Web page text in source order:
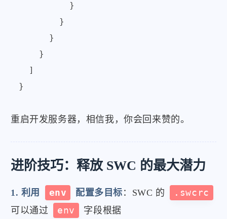
          }
        }
      }
    }
  ]
重启开发服务器，相信我，你会回来赞的。
进阶技巧：释放 SWC 的最大潜力
1. 利用 env 配置多目标 ：SWC 的
.swcrc
可以通过
env 字段根据